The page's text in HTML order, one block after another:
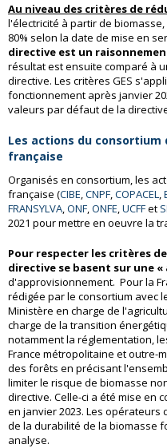
Au niveau des critères de
l'électricité à partir de
80% selon la date de mise en
directive est un
résultat est ensuite comparé à
directive. Les critères GES
fonctionnement après janvier
valeurs par défaut de la
Les actions du
française
Organisés en consortium, les
française (CIBE CNPF COPACEL
FRANSYLVA ONF ONFE UCFFet
2021 pour mettre en oeuvre la
Pour respecter les critères
directive se basent sur une «
d'approvisionnement. Pour la
rédigée par le consortium avec
Ministère en charge de
charge de la transition
notamment la réglementation,
France métropolitaine et outre-
des forêts en précisant
limiter le risque de biomasse
directive. Celle-ci a été mise en
en janvier 2023. Les
de la durabilité de la biomasse
analyse.